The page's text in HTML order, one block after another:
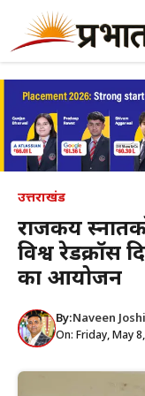
content
उत्तराखंड
राजकीय
विश्व रेडक्रॉस
का आयोजन
By:Naveen Joshi
On: Friday, May